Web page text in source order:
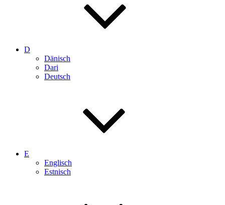
D
Dänisch
Dari
Deutsch
E
Englisch
Estnisch